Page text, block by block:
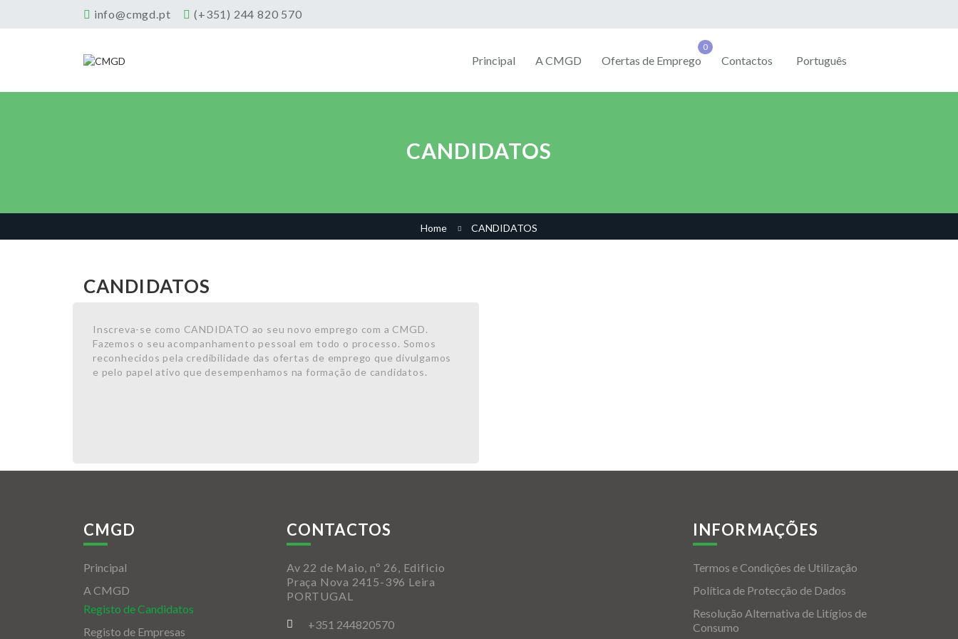
info@cmgd.pt (+351) 244 820 570
Principal A CMGD Ofertas de Emprego Contactos Português
CANDIDATOS
Home CANDIDATOS
CANDIDATOS
Inscreva-se como CANDIDATO ao seu novo emprego com a CMGD.
Fazemos o seu acompanhamento pessoal em todo o processo. Somos
reconhecidos pela credibilidade das ofertas de emprego que divulgamos
e pelo papel ativo que desempenhamos na formação de candidatos.
CMGD
Principal
A CMGD
Registo de Candidatos
Registo de Empresas
CONTACTOS
Av 22 de Maio, nº 26, Edificio
Praça Nova 2415-396 Leira
PORTUGAL
+351 244820570
INFORMAÇÕES
Termos e Condições de Utilização
Política de Protecção de Dados
Resolução Alternativa de Litígios de
Consumo